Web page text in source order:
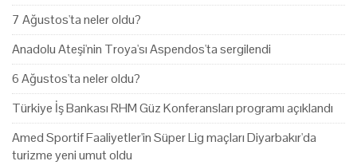
7 Ağustos'ta neler oldu?
Anadolu Ateşi'nin Troya'sı Aspendos'ta sergilendi
6 Ağustos'ta neler oldu?
Türkiye İş Bankası RHM Güz Konferansları programı açıklandı
Amed Sportif Faaliyetler'in Süper Lig maçları Diyarbakır'da
turizme yeni umut oldu